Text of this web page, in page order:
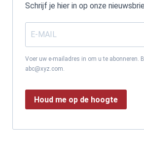
Schrijf je hier in op onze
Voer uw e-mailadres in om u te abonneren.
abc@xyz.com.
Houd me op de hoogte